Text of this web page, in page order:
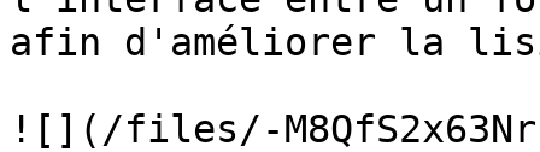
afin d'améliorer la
![](/files/-M8QfS2x63Nr-